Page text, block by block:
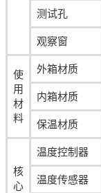
测试孔
观察窗
使
用
材
料
外箱材质
内箱材质
保温材质
核
心
温度控制器
温度传感器